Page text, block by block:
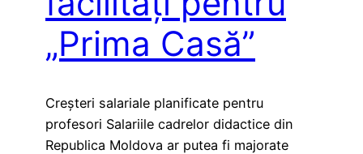
„Prima Casă”
Creșteri salariale planificate pentru
profesori Salariile cadrelor didactice din
Republica Moldova ar putea fi majorate